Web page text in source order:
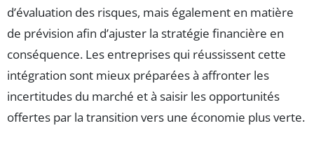
d’évaluation des risques, mais également en matière
de prévision afin d’ajuster la stratégie financière en
conséquence. Les entreprises qui réussissent cette
intégration sont mieux préparées à affronter les
incertitudes du marché et à saisir les opportunités
offertes par la transition vers une économie plus verte.